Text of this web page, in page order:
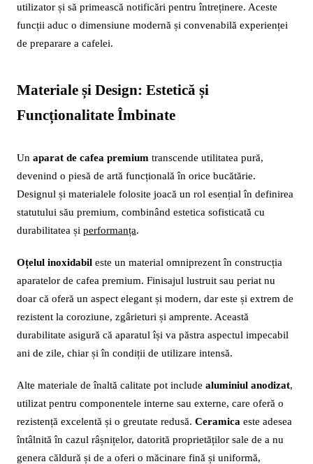
utilizator și să primească notificări pentru întreținere. Aceste
funcții aduc o dimensiune modernă și convenabilă experienței
de preparare a cafelei.
Materiale și Design: Estetică și
Funcționalitate Îmbinate
Un aparat de cafea premium transcende utilitatea pură,
devenind o piesă de artă funcțională în orice bucătărie.
Designul și materialele folosite joacă un rol esențial în definirea
statutului său premium, combinând estetica sofisticată cu
durabilitatea și performanța.
Oțelul inoxidabil este un material omniprezent în construcția
aparatelor de cafea premium. Finisajul lustruit sau periat nu
doar că oferă un aspect elegant și modern, dar este și extrem de
rezistent la coroziune, zgârieturi și amprente. Această
durabilitate asigură că aparatul își va păstra aspectul impecabil
ani de zile, chiar și în condiții de utilizare intensă.
Alte materiale de înaltă calitate pot include aluminiul anodizat,
utilizat pentru componentele interne sau externe, care oferă o
rezistență excelentă și o greutate redusă. Ceramica este adesea
întâlnită în cazul râșnițelor, datorită proprietăților sale de a nu
genera căldură și de a oferi o măcinare fină și uniformă,